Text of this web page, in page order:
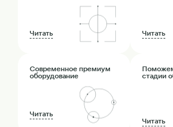
Читать Читать
Современное премиум
оборудование
Читать
стадии
Читать